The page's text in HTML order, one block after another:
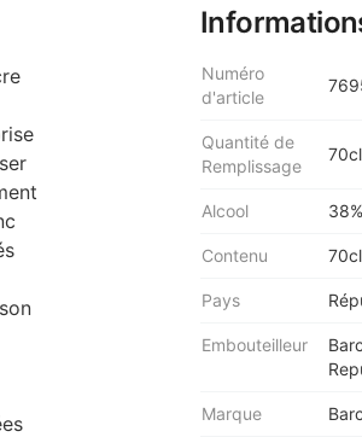
Numéro
d'article
Quantité de
Remplissage
70cl
Alcool 38%
Contenu 70cl
Pays
Embouteilleur
Marque